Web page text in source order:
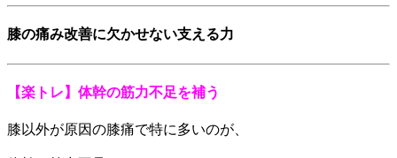
膝の痛み改善に欠かせない支える力
【楽トレ】体幹の筋力不足を補う
膝以外が原因の膝痛で特に多いのが、